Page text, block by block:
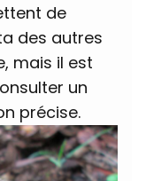
de
des autres
mais il est
un
précise.